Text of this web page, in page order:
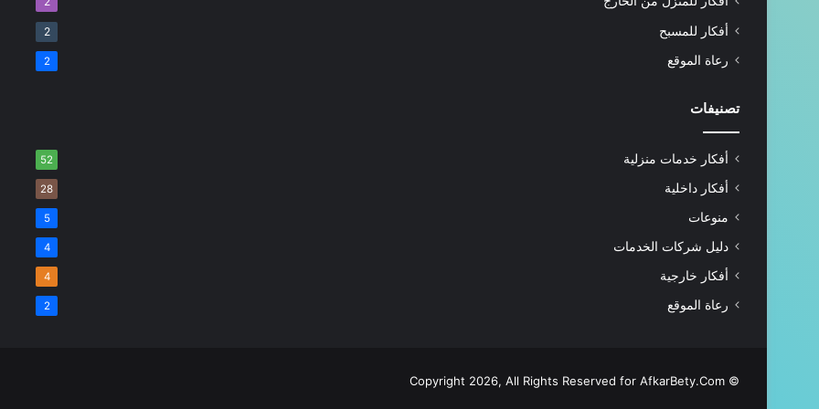
أفكار للمسبح 2
رعاة الموقع 2
تصنيفات
أفكار خدمات منزلية 52
أفكار داخلية 28
منوعات 5
دليل شركات الخدمات 4
أفكار خارجية 4
رعاة الموقع 2
© Copyright 2026, All Rights Reserved for
AfkarBety.Com